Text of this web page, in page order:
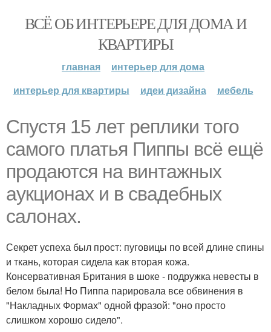
ВСЁ ОБ ИНТЕРЬЕРЕ ДЛЯ ДОМА И
КВАРТИРЫ
главная
интерьер для дома
интерьер для квартиры
идеи дизайна мебель
Спустя 15 лет реплики того
самого платья Пиппы всё ещё
продаются на винтажных
аукционах и в свадебных
салонах.
Секрет успеха был прост: пуговицы по всей длине спины
и ткань, которая сидела как вторая кожа.
Консервативная Британия в шоке - подружка невесты в
белом была! Но Пиппа парировала все обвинения в
"Накладных Формах" одной фразой: "оно просто
слишком хорошо сидело".